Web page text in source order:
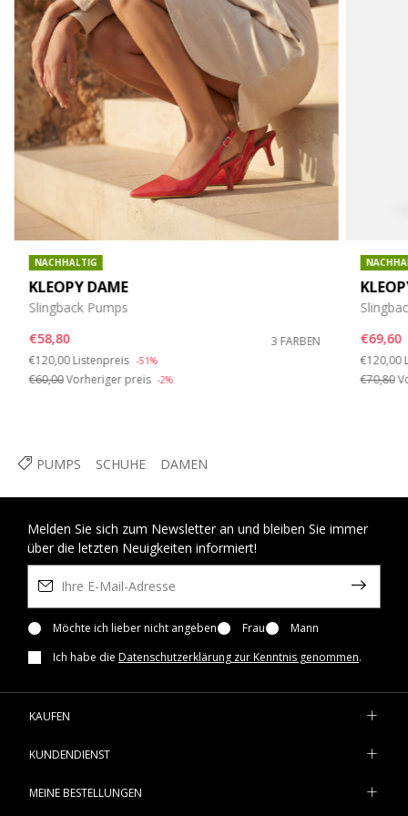
PUMPS SCHUHE DAMEN
NACHHALTIG
KLEOPY DAME
Slingback Pumps
€58,80
3 FARBEN
Price reduced from
€120,00to
Listenpreis -51%
€60,00Vorheriger preis -2%
€69,60
Price
€120,00
€70,80
Melden Sie sich zum Newsletter an und bleiben Sie immer
über die letzten Neuigkeiten informiert!
Möchte ich lieber nicht angeben Frau
Mann
Ich habe die Datenschutzerklärung zur Kenntnis genommen.
KAUFEN
KUNDENDIENST
MEINE BESTELLUNGEN